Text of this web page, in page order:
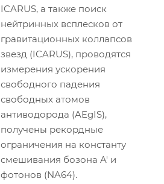
ICARUS, а также поиск
нейтринных всплесков от
гравитационных коллапсов
звезд (ICARUS), проводятся
измерения ускорения
свободного падения
свободных атомов
антиводорода (AEgIS),
получены рекордные
ограничения на константу
смешивания бозона A' и
фотонов (NA64).